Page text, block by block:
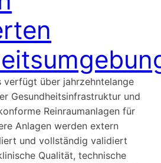
verfügt über jahrzehntelange
Gesundheitsinfrastruktur und
Reinraumanlagen für
Anlagen werden extern
und vollständig validiert
Qualität, technische